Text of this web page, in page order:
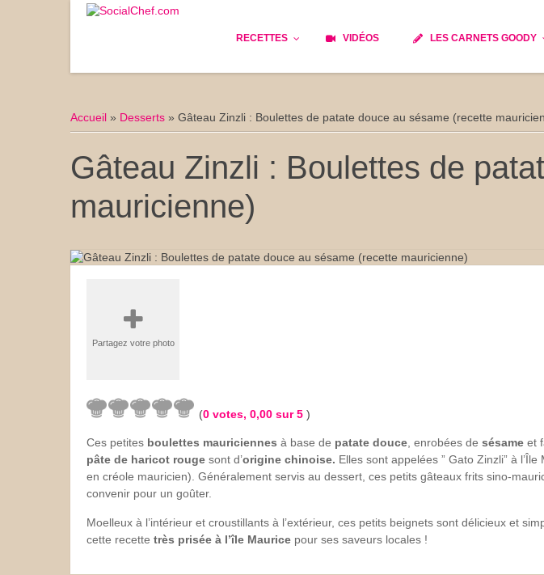
RECETTES
Le Pain
Déjeuner
Cuisine française traditionnelle
Facile et rapide
Repas
VIDÉOS LES CARNETS GOODY
Spécialité culinaire
Les astuces Goody
Accueil » Desserts » Gâteau Zinzli : Boulettes de patate douce au sésame (recette
Gâteau Zinzli : Boulettes de
mauricienne)
Partagez votre photo
(0 votes, 0,00 sur 5 )
Ces petites boulettes mauriciennes à base de patate douce, enrobées de sésame et
pâte de haricot rouge sont d’origine chinoise. Elles sont appelées ” Gato Zinzli” à
en créole mauricien). Généralement servis au dessert, ces petits gâteaux frits sino-
convenir pour un goûter.
Moelleux à l’intérieur et croustillants à l’extérieur, ces petits beignets sont délicieux et
cette recette très prisée à l’île Maurice pour ses saveurs locales !